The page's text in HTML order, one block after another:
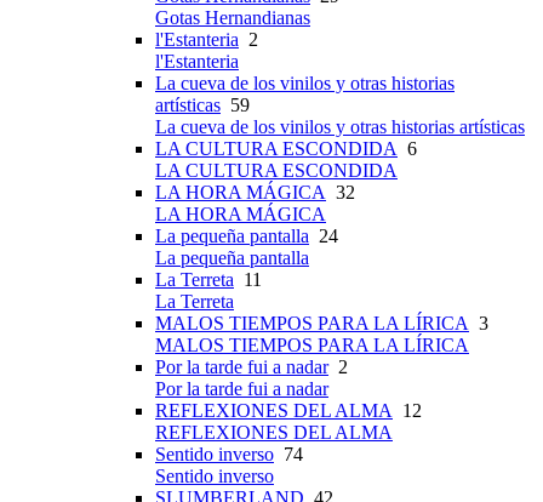
Gotas Hernandianas
l'Estanteria 2
l'Estanteria
La cueva de los vinilos y otras historias
artísticas 59
La cueva de los vinilos y otras historias artísticas
LA CULTURA ESCONDIDA 6
LA CULTURA ESCONDIDA
LA HORA MÁGICA 32
LA HORA MÁGICA
La pequeña pantalla 24
La pequeña pantalla
La Terreta 11
La Terreta
MALOS TIEMPOS PARA LA LÍRICA 3
MALOS TIEMPOS PARA LA LÍRICA
Por la tarde fui a nadar2
Por la tarde fui a nadar
REFLEXIONES DEL ALMA 12
REFLEXIONES DEL ALMA
Sentido inverso 74
Sentido inverso